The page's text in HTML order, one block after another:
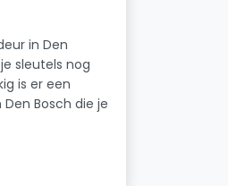
in Den
sleutels nog
is er een
Bosch die je